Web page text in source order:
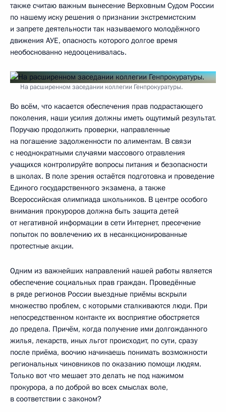
также считаю важным вынесение Верховным Судом России
по нашему иску решения о признании экстремистским
и запрете деятельности так называемого молодёжного
движения АУЕ, опасность которого долгое время
необоснованно недооценивалась.
На расширенном заседании коллегии Генпрокуратуры.
Во всём, что касается обеспечения прав подрастающего
поколения, наши усилия должны иметь ощутимый результат.
Поручаю продолжить проверки, направленные
на погашение задолженности по алиментам. В связи
с неоднократными случаями массового отравления
учащихся контролируйте вопросы питания и безопасности
в школах. В поле зрения остаётся подготовка и проведение
Единого государственного экзамена, а также
Всероссийская олимпиада школьников. В центре особого
внимания прокуроров должна быть защита детей
от негативной информации в сети Интернет, пресечение
попыток по вовлечению их в несанкционированные
протестные акции.
Одним из важнейших направлений нашей работы является
обеспечение социальных прав граждан. Проведённые
в ряде регионов России выездные приёмы вскрыли
множество проблем, с которыми сталкиваются люди. При
непосредственном контакте их восприятие обостряется
до предела. Причём, когда получение ими долгожданного
жилья, лекарств, иных льгот происходит, по сути, сразу
после приёма, воочию начинаешь понимать возможности
региональных чиновников по оказанию помощи людям.
Только вот что мешает это делать не под нажимом
прокурора, а по доброй во всех смыслах воле,
в соответствии с законом?